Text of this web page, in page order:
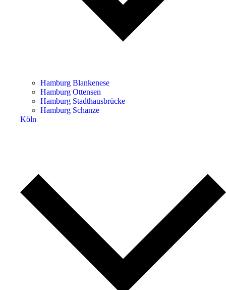
Hamburg Blankenese
Hamburg Ottensen
Hamburg Stadthausbrücke
Hamburg Schanze
Köln